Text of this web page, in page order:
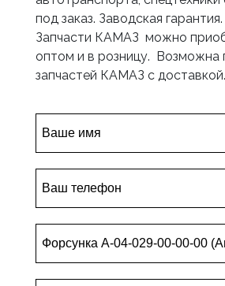
под заказ. Заводская
Запчасти КАМАЗ можно
оптом и в розницу. Возможна
запчастей КАМАЗ с доставкой.